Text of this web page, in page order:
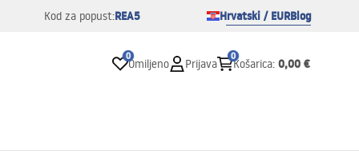
Kod za popust:REA5 Hrvatski / EURBlog
0
Omiljeno Prijava
0
Košarica: 0,00 €